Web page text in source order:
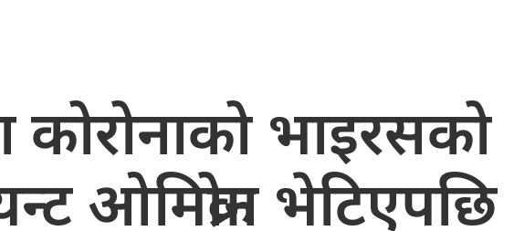
कोरोनाको भाइरसको
ओमिक्रोन भेटिएपछि